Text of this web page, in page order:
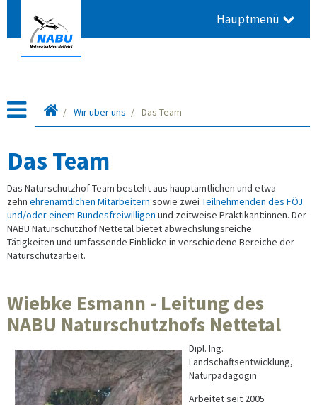
Hauptmenü
Leitseite
Wir über uns Das Team
Das Team
Das Naturschutzhof-Team besteht aus hauptamtlichen und etwa
zehn ehrenamtlichen Mitarbeitern sowie zwei Teilnehmenden des FÖJ
und/oder einem Bundesfreiwilligen und zeitweise Praktikant:innen. Der
NABU Naturschutzhof Nettetal bietet abwechslungsreiche
Tätigkeiten und umfassende Einblicke in verschiedene Bereiche der
Naturschutzarbeit.
Wiebke Esmann - Leitung des
NABU Naturschutzhofs Nettetal
Dipl. Ing.
Landschaftsentwicklung,
Naturpädagogin
Arbeitet seit 2005